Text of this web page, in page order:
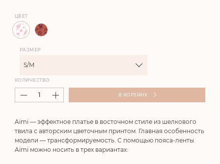
Aimi — эффектное платье в восточном стиле из шелкового
твила с авторским цветочным принтом. Главная особенность
модели — трансформируемость. С помощью пояса-ленты
Aimi можно носить в трех вариантах:
ЦВЕТ
РАЗМЕР
S/M
КОЛИЧЕСТВО
В КОРЗИНУ